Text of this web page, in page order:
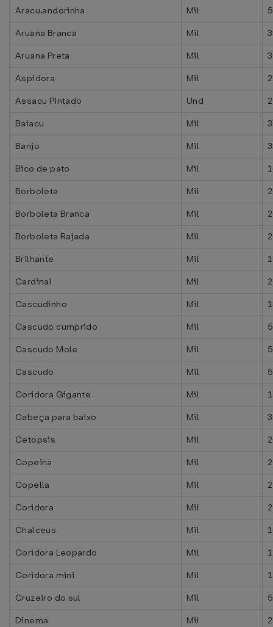
Aracu,andorinha Mil
Aruana Branca
Mil
Aruana Preta
Mil
Aspidora
Mil
Assacu Pintado
Und
Baiacu
Mil
Banjo
Mil
Bico de pato
Mil
Borboleta
Mil
Borboleta Branca
Mil
Borboleta Rajada
Mil
Brilhante
Mil
Cardinal
Mil
Cascudinho
Mil
Cascudo cumprido
Mil
Cascudo Mole
Mil
Cascudo
Mil
Coridora Gigante
Mil
Cabeça para baixo
Mil
Cetopsis
Mil
Copeina
Mil
Copella
Mil
Coridora
Mil
Chalceus
Mil
Coridora Leopardo
Mil
Coridora mini
Mil
Cruzeiro do sul
Mil
Dinema
Mil